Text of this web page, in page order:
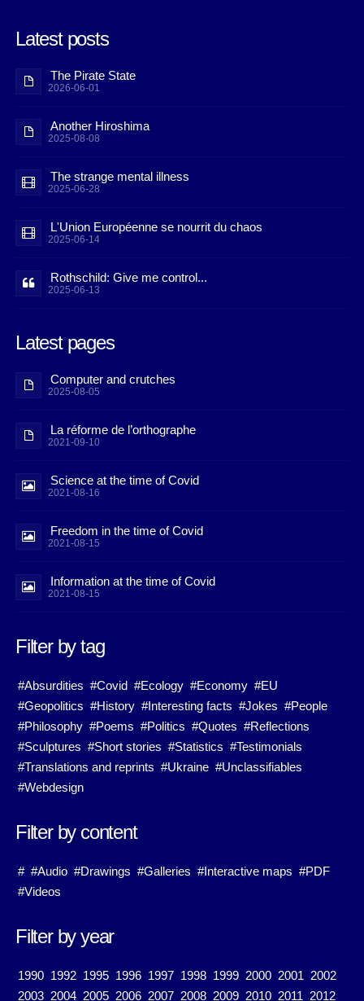
Latest posts
The Pirate State
2026-06-01
Another Hiroshima
2025-08-08
The strange mental illness
2025-06-28
L'Union Européenne se nourrit du chaos
2025-06-14
Rothschild: Give me control...
2025-06-13
Latest pages
Computer and crutches
2025-08-05
La réforme de l’orthographe
2021-09-10
Science at the time of Covid
2021-08-16
Freedom in the time of Covid
2021-08-15
Information at the time of Covid
2021-08-15
Filter by tag
#Absurdities #Covid #Ecology #Economy #EU
#Geopolitics #History #Interesting facts #Jokes #People
#Philosophy #Poems #Politics #Quotes #Reflections
#Sculptures #Short stories #Statistics #Testimonials
#Translations and reprints #Ukraine #Unclassifiables
#Webdesign
Filter by content
# #Audio #Drawings #Galleries #Interactive maps #PDF
#Videos
Filter by year
1990 1992 1995 1996 1997 1998 1999 2000 2001 2002
2003 2004 2005 2006 2007 2008 2009 2010 2011 2012